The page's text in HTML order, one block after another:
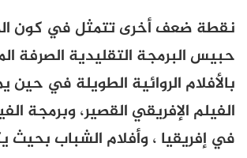
نقطة ضعف أخرى تتمثل في كون
حبيس البرمجة التقليدية الصرفة
بالأفلام الروائية الطويلة في حين
الفيلم الإفريقي القصير، وبرمجة
في إفريقيا ، وأفلام الشباب